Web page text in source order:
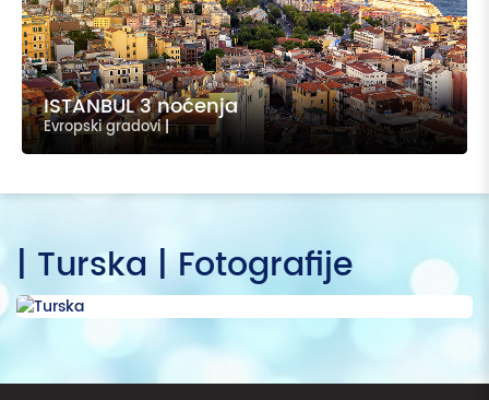
ISTANBUL 3 noćenja
Evropski gradovi|
| Turska | Fotografije